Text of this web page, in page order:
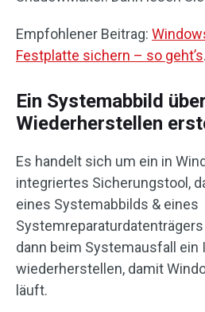
Empfohlener Beitrag:
Festplatte sichern – so geht’s.
Ein Systemabbild
Wiederherstellen
Es handelt sich um ein in
integriertes Sicherungstool,
eines Systemabbilds & eines
dann beim Systemausfall ein
wiederherstellen, damit
läuft.